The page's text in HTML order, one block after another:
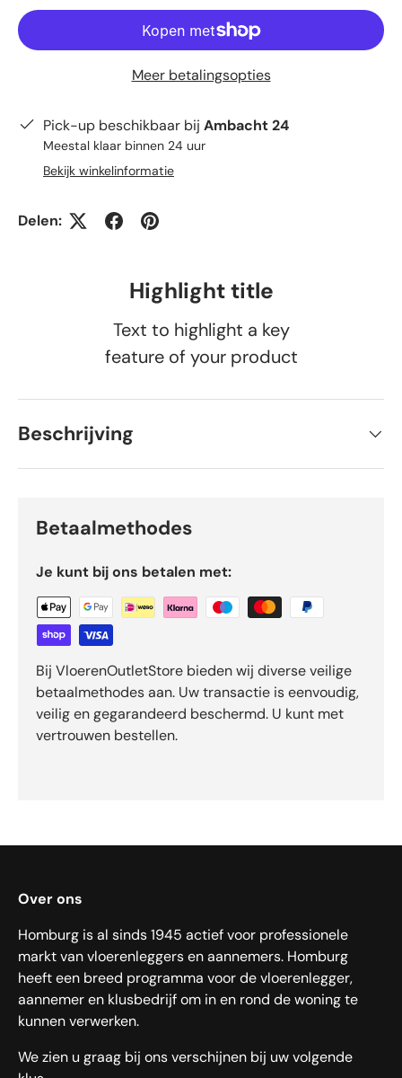
Meer betalingsopties
Pick-up beschikbaar bij Ambacht 24
Meestal klaar binnen 24 uur
Bekijk winkelinformatie
Delen:
Highlight title
Text to highlight a key
feature of your product
Beschrijving
Betaalmethodes
Je kunt bij ons betalen met:
Bij VloerenOutletStore bieden wij diverse veilige
betaalmethodes aan. Uw transactie is eenvoudig,
veilig en gegarandeerd beschermd. U kunt met
vertrouwen bestellen.
Over ons
Homburg is al sinds 1945 actief voor professionele
markt van vloerenleggers en aannemers. Homburg
heeft een breed programma voor de vloerenlegger,
aannemer en klusbedrijf om in en rond de woning te
kunnen verwerken.
We zien u graag bij ons verschijnen bij uw volgende